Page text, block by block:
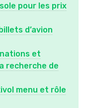
pour les prix
d’avion
et
recherche de
menu et rôle